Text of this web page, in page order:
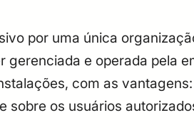
por uma única
e operada pela
com as vantagens:
os usuários